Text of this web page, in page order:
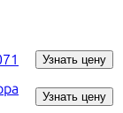
Узнать цену
Узнать цену